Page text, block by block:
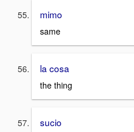
mimo
same
la cosa
the thing
sucio